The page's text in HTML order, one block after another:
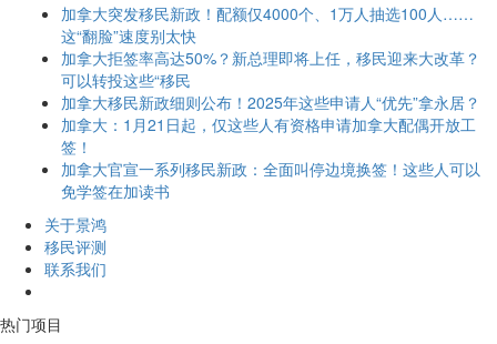
加拿大突发移民新政！配额仅4000个、1万人抽选100人……
这“翻脸”速度别太快
加拿大拒签率高达50%？新总理即将上任，移民迎来大改革？
可以转投这些“移民
加拿大移民新政细则公布！2025年这些申请人“优先”拿永居？
加拿大：1月21日起，仅这些人有资格申请加拿大配偶开放工
签！
加拿大官宣一系列移民新政：全面叫停边境换签！这些人可以
免学签在加读书
关于景鸿
移民评测
联系我们
热门项目